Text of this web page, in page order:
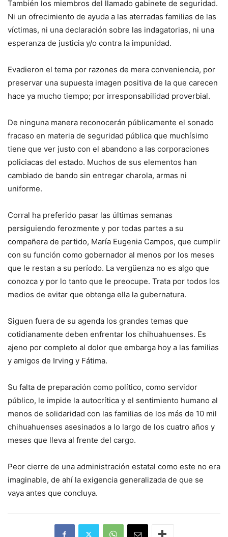
También los miembros del llamado gabinete de seguridad.
Ni un ofrecimiento de ayuda a las aterradas familias de las
víctimas, ni una declaración sobre las indagatorias, ni una
esperanza de justicia y/o contra la impunidad.
Evadieron el tema por razones de mera conveniencia, por
preservar una supuesta imagen positiva de la que carecen
hace ya mucho tiempo; por irresponsabilidad proverbial.
De ninguna manera reconocerán públicamente el sonado
fracaso en materia de seguridad pública que muchísimo
tiene que ver justo con el abandono a las corporaciones
policiacas del estado. Muchos de sus elementos han
cambiado de bando sin entregar charola, armas ni
uniforme.
Corral ha preferido pasar las últimas semanas
persiguiendo ferozmente y por todas partes a su
compañera de partido, María Eugenia Campos, que cumplir
con su función como gobernador al menos por los meses
que le restan a su período. La vergüenza no es algo que
conozca y por lo tanto que le preocupe. Trata por todos los
medios de evitar que obtenga ella la gubernatura.
Siguen fuera de su agenda los grandes temas que
cotidianamente deben enfrentar los chihuahuenses. Es
ajeno por completo al dolor que embarga hoy a las familias
y amigos de Irving y Fátima.
Su falta de preparación como político, como servidor
público, le impide la autocrítica y el sentimiento humano al
menos de solidaridad con las familias de los más de 10 mil
chihuahuenses asesinados a lo largo de los cuatro años y
meses que lleva al frente del cargo.
Peor cierre de una administración estatal como este no era
imaginable, de ahí la exigencia generalizada de que se
vaya antes que concluya.